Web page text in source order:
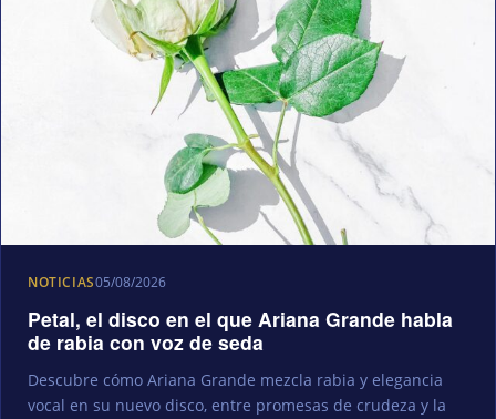
NOTICIAS05/08/2026
Petal, el disco en el que Ariana Grande habla
de rabia con voz de seda
Descubre cómo Ariana Grande mezcla rabia y elegancia
vocal en su nuevo disco, entre promesas de crudeza y la